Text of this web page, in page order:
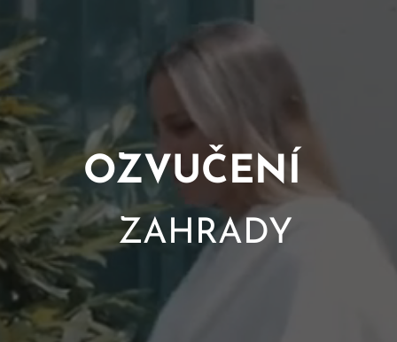
OZVUČENÍ
ZAHRADY